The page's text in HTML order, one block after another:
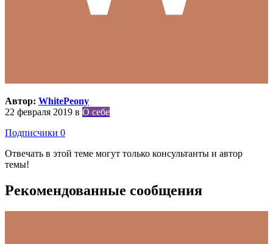
Автор: WhitePeony
22 февраля 2019 в О себе
Подписчики 0
Отвечать в этой теме могут только консультанты и автор
темы!
Рекомендованные сообщения